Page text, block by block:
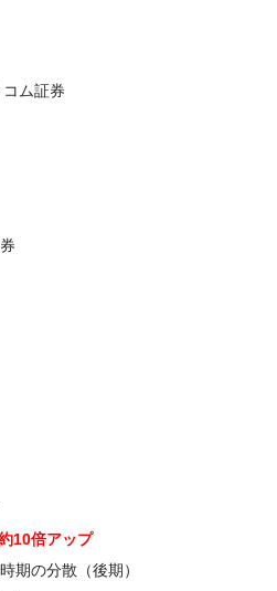
コム証券
10倍アップ
期の分散（後期）